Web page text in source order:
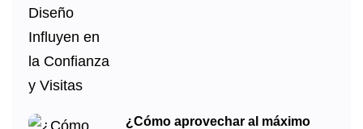
¿Cómo aprovechar al máximo